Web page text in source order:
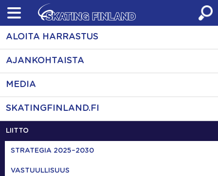
Skip
content
ALOITA HARRASTUS
AJANKOHTAISTA
MEDIA
SKATINGFINLAND.FI
LIITTO
STRATEGIA 2025–2030
VASTUULLISUUS